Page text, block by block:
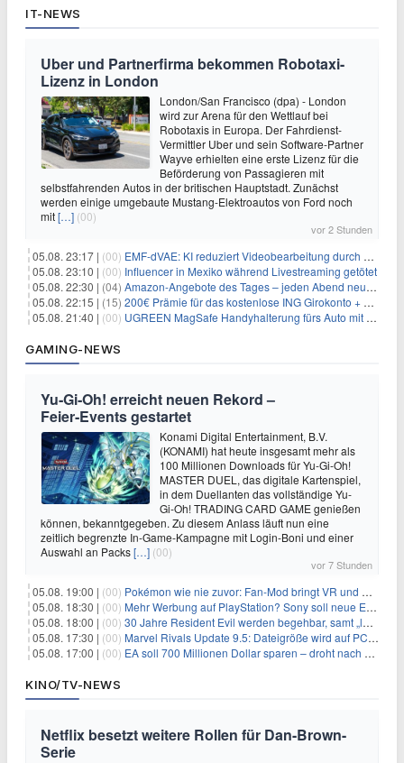
IT-NEWS
Uber und Partnerfirma bekommen Robotaxi-
Lizenz in London
London/San Francisco (dpa) - London
wird zur Arena für den Wettlauf bei
Robotaxis in Europa. Der Fahrdienst-
Vermittler Uber und sein Software-Partner
Wayve erhielten eine erste Lizenz für die
Beförderung von Passagieren mit
selbstfahrenden Autos in der britischen Hauptstadt. Zunächst
werden einige umgebaute Mustang-Elektroautos von Ford noch
mit[…] (00)
vor 2 Stunden
05.08. 23:17 | (00) EMF-dVAE: KI reduziert Videobearbeitung durch audio-gesteuerte Bildauswahl um 65%
05.08. 23:10 | (00) Influencer in Mexiko während Livestreaming getötet
05.08. 22:30 | (04) Amazon-Angebote des Tages – jeden Abend neue Deals zum Stöbern
05.08. 22:15 | (15) 200€ Prämie für das kostenlose ING Girokonto + gratis Visa + 3,75% Zinsen
05.08. 21:40 | (00) UGREEN MagSafe Handyhalterung fürs Auto mit 20 N52-Magneten für 7,96€
GAMING-NEWS
Yu‑Gi‑Oh! erreicht neuen Rekord –
Feier‑Events gestartet
Konami Digital Entertainment, B.V.
(KONAMI) hat heute insgesamt mehr als
100 Millionen Downloads für Yu-Gi-Oh!
MASTER DUEL, das digitale Kartenspiel,
in dem Duellanten das vollständige Yu-
Gi-Oh! TRADING CARD GAME genießen
können, bekanntgegeben. Zu diesem Anlass läuft nun eine
zeitlich begrenzte In-Game-Kampagne mit Login-Boni und einer
Auswahl an Packs[…] (00)
vor 7 Stunden
05.08. 19:00 | (00) Pokémon wie nie zuvor: Fan-Mod bringt VR und Ego-Perspektive nach Kanto
05.08. 18:30 | (00) Mehr Werbung auf PlayStation? Sony soll neue Einnahmequellen prüfen
05.08. 18:00 | (00) 30 Jahre Resident Evil werden begehbar, samt „lebensgroßem Leon“
05.08. 17:30 | (00) Marvel Rivals Update 9.5: Dateigröße wird auf PC und Konsolen deutlich reduziert
05.08. 17:00 | (00) EA soll 700 Millionen Dollar sparen – droht nach der Übernahme die nächste Entlassungswelle?
KINO/TV-NEWS
Netflix besetzt weitere Rollen für Dan-Brown-
Serie